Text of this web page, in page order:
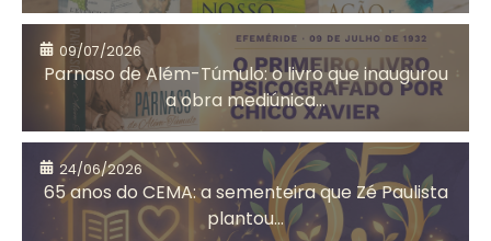
Arrependimento
Artesanato
Solidário
Assistência
Social
Auta de Souza
09/07/2026
Parnaso de Além-Túmulo: o livro que inaugurou
a obra mediúnica...
24/06/2026
65 anos do CEMA: a sementeira que Zé Paulista
plantou...